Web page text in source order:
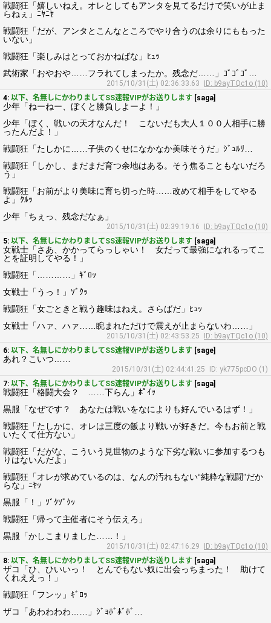
戦闘狂「嬉しいねえ。オレとしてもアンタを見てるだけで笑いが止ま
らねぇ」ﾆﾔﾆﾔ
戦闘狂「だが、アンタとこんなところでやり合うのは余りにももった
いない」
戦闘狂「楽しみはとっておかねばな」ﾋｭｯ
武術家「おやおや……フラれてしまったか。残念だ……」ｺﾞｺﾞｺﾞ…
2015/10/31(土) 02:36:33.63
ID: b9ayTQc1o (10)
4: 以下、名無しにかわりましてSS速報VIPがお送りします [saga]
少年「ねーねー、ぼくと勝負しよーよ！」
少年「ぼく、戦いの天才なんだ！ こないだも大人１００人相手に勝
ったんだよ！」
戦闘狂「たしかに……子供のくせになかなか美味そうだ」ｼﾞｭﾙﾘ…
戦闘狂「しかし、まだまだ育つ余地はある。そう焦ることもないだろ
う」
戦闘狂「お前がより美味に育ち切った時……改めて相手をしてやる
よ」ｸﾙｯ
少年「ちぇっ、残念だなぁ」
2015/10/31(土) 02:39:19.16
ID: b9ayTQc1o (10)
5: 以下、名無しにかわりましてSS速報VIPがお送りします [saga]
女戦士「さあ、かかってらっしゃい！ 女だって最強になれるってこ
とを証明してやる！」
戦闘狂「…………」ｷﾞﾛｯ
女戦士「うっ！」ｿﾞｸｯ
戦闘狂「女ごときと戦う趣味はねえ。さらばだ」ﾋｭｯ
女戦士「ハァ、ハァ……睨まれただけで震えが止まらないわ……」
2015/10/31(土) 02:43:53.25
ID: b9ayTQc1o (10)
6: 以下、名無しにかわりましてSS速報VIPがお送りします [sage]
あれ？こいつ……
2015/10/31(土) 02:44:41.25
ID: yk775pcDO (1)
7: 以下、名無しにかわりましてSS速報VIPがお送りします [saga]
戦闘狂「格闘大会？ ……下らん」ﾎﾟｲｯ
黒服「なぜです？ あなたは戦いをなによりも好んでいるはず！」
戦闘狂「たしかに、オレは三度の飯より戦いが好きだ。今もお前と戦
いたくて仕方ない」
戦闘狂「だがな、こういう見世物のような下劣な戦いに参加するつも
りはないんだよ」
戦闘狂「オレが求めているのは、なんの汚れもない“純粋な戦闘”だか
らな」ﾆﾔｯ
黒服「！」ｿﾞｸｿﾞｸｯ
戦闘狂「帰って主催者にそう伝えろ」
黒服「かしこまりました……！」
2015/10/31(土) 02:47:16.29
ID: b9ayTQc1o (10)
8: 以下、名無しにかわりましてSS速報VIPがお送りします [saga]
ザコ「ひ、ひいいっ！ とんでもない奴に出会っちまった！ 助けて
くれええっ！」
戦闘狂「フンッ」ｷﾞﾛｯ
ザコ「あわわわわ……」ｼﾞｮﾎﾞﾎﾞﾎﾞ…